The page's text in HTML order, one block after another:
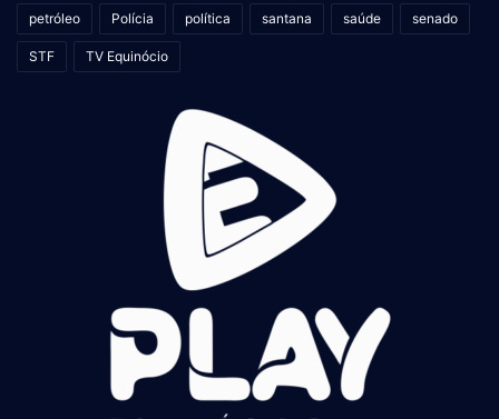
petróleo Polícia política santana saúde senado
STF TV Equinócio